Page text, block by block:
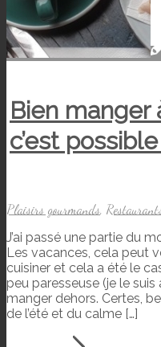
Bien manger
c’est
Plaisirs gourmands,
J’ai passé une partie du
Les vacances, cela peut
cuisiner et cela a été le
peu paresseuse (je le suis
manger dehors. Certes,
de l’été et du calme […]